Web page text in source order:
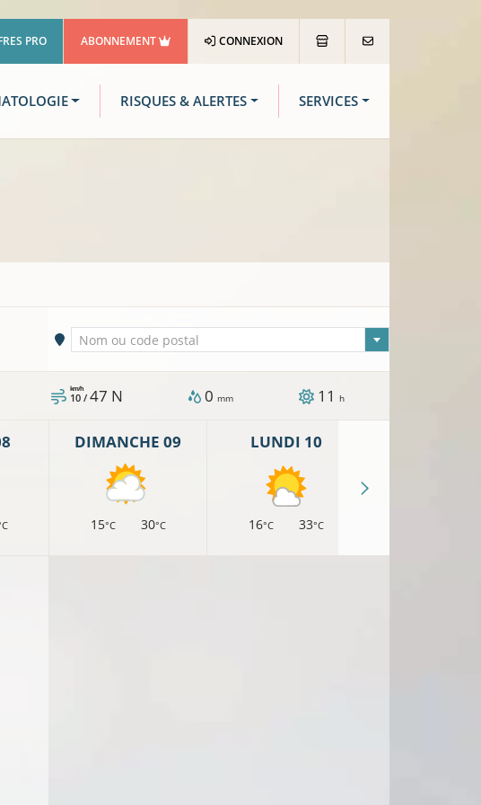
PRO ABONNEMENT CONNEXION
RISQUES & ALERTES SERVICES
Ville sélectionnée
Nom ou code postal
10 /
km/h 47 N 0 mm 11 h
DIMANCHE 09
15°C 30°C
LUNDI 10
16°C 33°C